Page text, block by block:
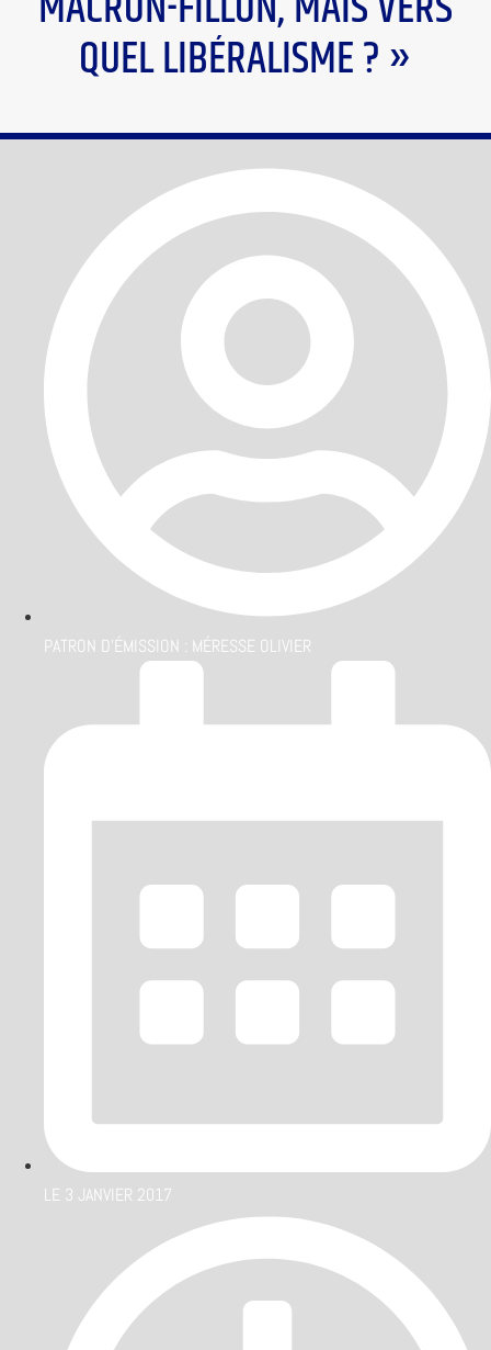
QUEL LIBÉRALISME ? »
PATRON D'ÉMISSION : MÉRESSE OLIVIER
LE 3 JANVIER 2017